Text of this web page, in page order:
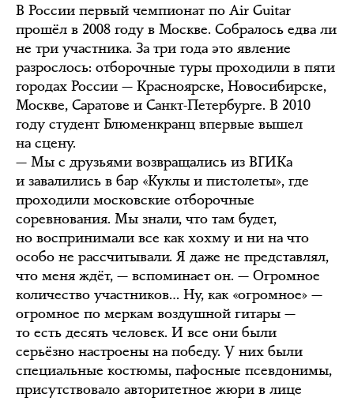
В России первый чемпионат по Air Guitar
прошёл в 2008 году в Москве. Собралось едва ли
не три участника. За три года это явление
разрослось: отборочные туры проходили в пяти
городах России — Красноярске, Новосибирске,
Москве, Саратове и Санкт-Петербурге. В 2010
году студент Блюменкранц впервые вышел
на сцену.
— Мы с друзьями возвращались из ВГИКа
и завалились в бар «Куклы и пистолеты», где
проходили московские отборочные
соревнования. Мы знали, что там будет,
но воспринимали все как хохму и ни на что
особо не рассчитывали. Я даже не представлял,
что меня ждёт, — вспоминает он. — Огромное
количество участников… Ну, как «огромное» —
огромное по меркам воздушной гитары —
то есть десять человек. И все они были
серьёзно настроены на победу. У них были
специальные костюмы, пафосные псевдонимы,
присутствовало авторитетное жюри в лице